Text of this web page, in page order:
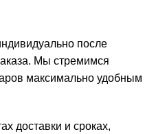
после
Мы стремимся
максимально удобным
доставки и сроках,